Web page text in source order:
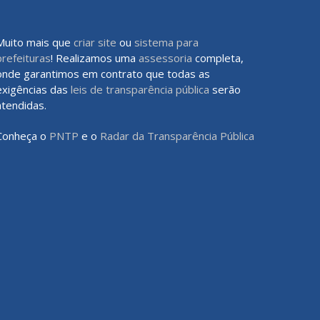
mais que criar site ou sistema para
! Realizamos uma assessoria completa,
garantimos em contrato que todas as
das leis de transparência pública serão
o PNTP e o Radar da Transparência Pública